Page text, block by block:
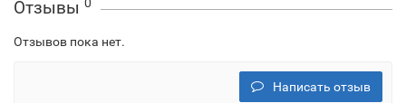
Отзывы
Отзывов пока нет.
Написать отзыв